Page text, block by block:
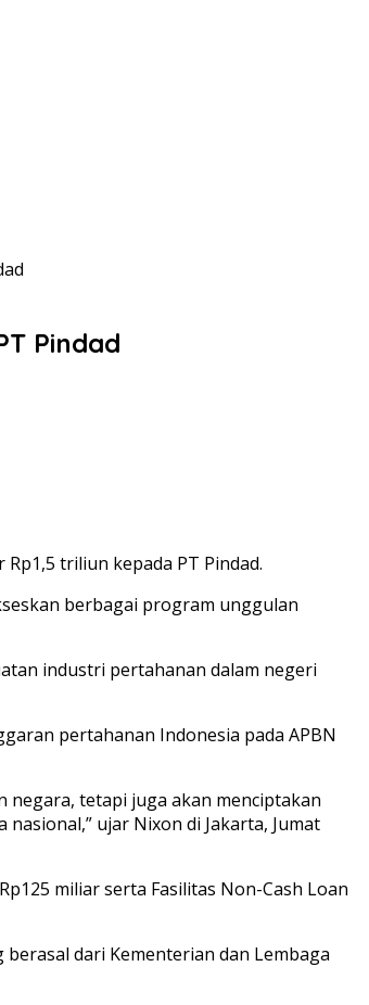
Pindad
triliun kepada PT Pindad.
berbagai program unggulan
industri pertahanan dalam negeri
pertahanan Indonesia pada APBN
negara, tetapi juga akan menciptakan
ujar Nixon di Jakarta, Jumat
miliar serta Fasilitas Non-Cash Loan
dari Kementerian dan Lembaga